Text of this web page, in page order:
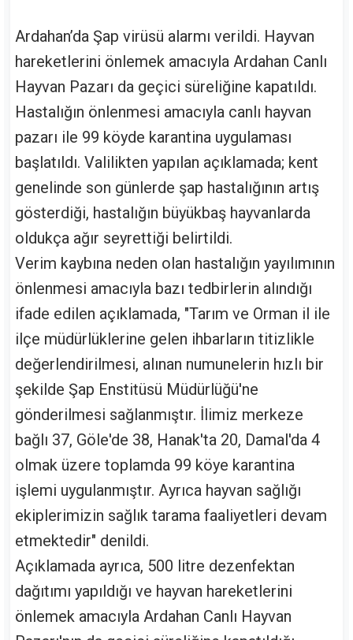
Ardahan’da Şap virüsü alarmı verildi. Hayvan
hareketlerini önlemek amacıyla Ardahan Canlı
Hayvan Pazarı da geçici süreliğine kapatıldı.
Hastalığın önlenmesi amacıyla canlı hayvan
pazarı ile 99 köyde karantina uygulaması
başlatıldı. Valilikten yapılan açıklamada; kent
genelinde son günlerde şap hastalığının artış
gösterdiği, hastalığın büyükbaş hayvanlarda
oldukça ağır seyrettiği belirtildi.
Verim kaybına neden olan hastalığın yayılımının
önlenmesi amacıyla bazı tedbirlerin alındığı
ifade edilen açıklamada, "Tarım ve Orman il ile
ilçe müdürlüklerine gelen ihbarların titizlikle
değerlendirilmesi, alınan numunelerin hızlı bir
şekilde Şap Enstitüsü Müdürlüğü'ne
gönderilmesi sağlanmıştır. İlimiz merkeze
bağlı 37, Göle'de 38, Hanak'ta 20, Damal'da 4
olmak üzere toplamda 99 köye karantina
işlemi uygulanmıştır. Ayrıca hayvan sağlığı
ekiplerimizin sağlık tarama faaliyetleri devam
etmektedir" denildi.
Açıklamada ayrıca, 500 litre dezenfektan
dağıtımı yapıldığı ve hayvan hareketlerini
önlemek amacıyla Ardahan Canlı Hayvan